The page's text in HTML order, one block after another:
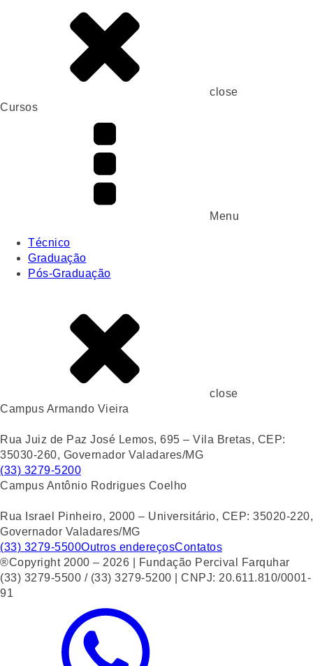
close
Cursos
Menu
Técnico
Graduação
Pós-Graduação
close
Campus Armando Vieira
Rua Juiz de Paz José Lemos, 695 – Vila Bretas, CEP:
35030-260, Governador Valadares/MG
(33) 3279-5200
Campus Antônio Rodrigues Coelho
Rua Israel Pinheiro, 2000 – Universitário, CEP: 35020-220,
Governador Valadares/MG
(33) 3279-5500Outros endereçosContatos
®Copyright 2000 – 2026 | Fundação Percival Farquhar
(33) 3279-5500 / (33) 3279-5200 | CNPJ: 20.611.810/0001-
91